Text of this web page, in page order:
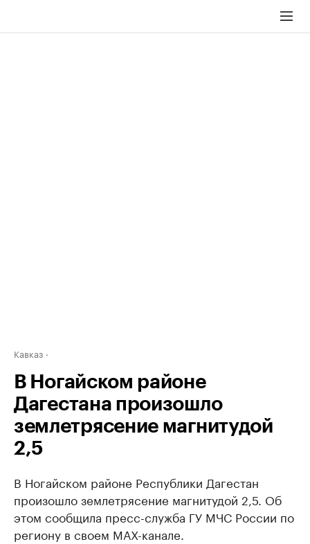
Кавказ
В Ногайском районе
Дагестана произошло
землетрясение магнитудой
2,5
В Ногайском районе Республики Дагестан
произошло землетрясение магнитудой 2,5. Об
этом сообщила пресс-служба ГУ МЧС России по
региону в своем МАХ-канале.